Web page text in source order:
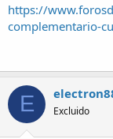
https://
complementario-
E Excluido